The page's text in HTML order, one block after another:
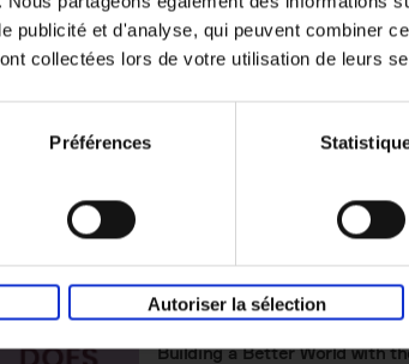
publicité et d'analyse, qui peuvent combiner
collectées lors de votre utilisation de leurs
Préférences
Autoriser la sélection
Building Bonds =
Does Your Brand
Building a Better World with